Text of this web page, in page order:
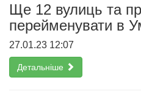
Ще 12 вулиць та
перейменувати в
27.01.23 12:07
Детальніше